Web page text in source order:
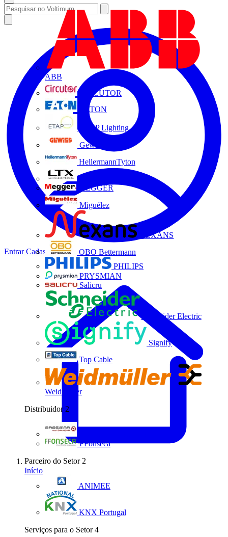
ABB
CIRCUTOR
EATON
ETAP Lighting
Gewiss
HellermannTyton
MEGGER
Miguélez
NEXANS
OBO Bettermann
PHILIPS
PRYSMIAN
Salicru
Schneider Electric
Signify
Top Cable
Weidmüller
Distribuidor 2
FFonseca
Parceiro do Setor 2
ANIMEE
KNX Portugal
Serviços para o Setor 4
EntrarCadastrar
Início